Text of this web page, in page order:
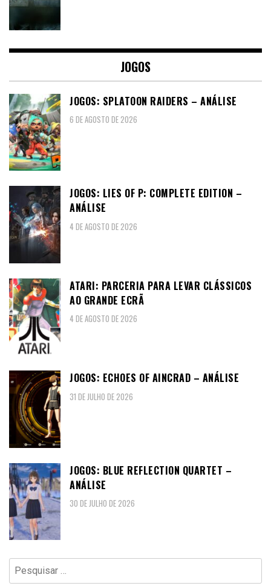
JOGOS
JOGOS: SPLATOON RAIDERS – ANÁLISE
6 DE AGOSTO DE 2026
JOGOS: LIES OF P: COMPLETE EDITION –
ANÁLISE
4 DE AGOSTO DE 2026
ATARI: PARCERIA PARA LEVAR CLÁSSICOS
AO GRANDE ECRÃ
4 DE AGOSTO DE 2026
JOGOS: ECHOES OF AINCRAD – ANÁLISE
31 DE JULHO DE 2026
JOGOS: BLUE REFLECTION QUARTET –
ANÁLISE
30 DE JULHO DE 2026
Pesquisar
por: